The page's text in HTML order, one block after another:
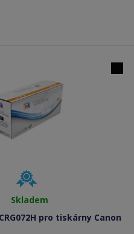
Skladem
pro tiskárny Canon